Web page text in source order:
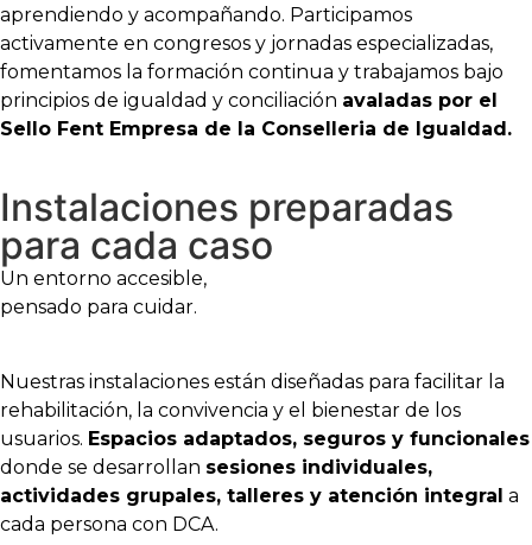
aprendiendo y acompañando. Participamos
activamente en congresos y jornadas especializadas,
fomentamos la formación continua y trabajamos bajo
principios de igualdad y conciliación avaladas por el
Sello Fent Empresa de la Conselleria de Igualdad.
Instalaciones preparadas
para cada caso
Un entorno accesible,
pensado para cuidar.
Nuestras instalaciones están diseñadas para facilitar la
rehabilitación, la convivencia y el bienestar de los
usuarios. Espacios adaptados, seguros y funcionales
donde se desarrollan sesiones individuales,
actividades grupales, talleres y atención integral a
cada persona con DCA.